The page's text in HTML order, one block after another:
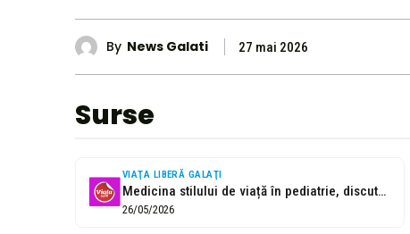
By News Galati 27 mai 2026
Surse
VIAŢA LIBERĂ GALAŢI
Medicina stilului de viață în pediatrie, discutată în premieră la Galați
26/05/2026